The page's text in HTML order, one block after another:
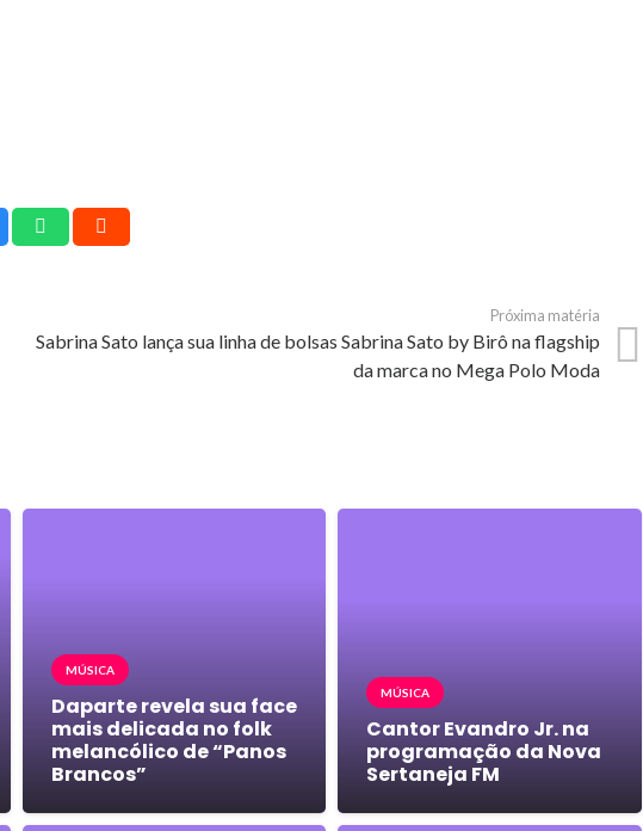
Próxima matéria
Sabrina Sato lança sua linha de bolsas Sabrina Sato by Birô na flagship
da marca no Mega Polo Moda
MÚSICA
Daparte revela sua face
mais delicada no folk
melancólico de “Panos
Brancos”
MÚSICA
Cantor Evandro Jr. na
programação da Nova
Sertaneja FM